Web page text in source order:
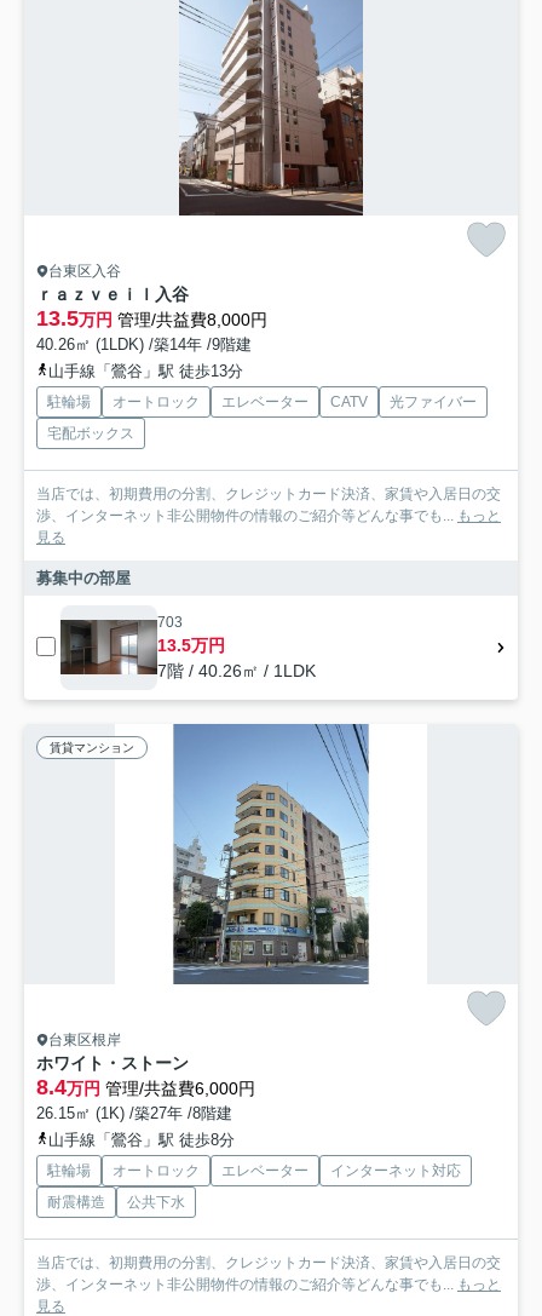
台東区入谷
ｒａｚｖｅｉｌ入谷
13.5万円 管理/共益費8,000円
40.26㎡ (1LDK) /築14年 /9階建
山手線「鶯谷」駅 徒歩13分
駐輪場 オートロック エレベーター CATV
光ファイバー
宅配ボックス
当店では、初期費用の分割、クレジットカード決済、家賃や入居日の交
渉、インターネット非公開物件の情報のご紹介等どんな事でも...
もっと
見る
募集中の部屋
703
13.5万円
7階 / 40.26㎡ / 1LDK
賃貸マンション
台東区根岸
ホワイト・ストーン
8.4万円 管理/共益費6,000円
26.15㎡ (1K) /築27年 /8階建
山手線「鶯谷」駅 徒歩8分
駐輪場 オートロック エレベーター
インターネット対応
耐震構造
公共下水
当店では、初期費用の分割、クレジットカード決済、家賃や入居日の交
渉、インターネット非公開物件の情報のご紹介等どんな事でも...
もっと
見る